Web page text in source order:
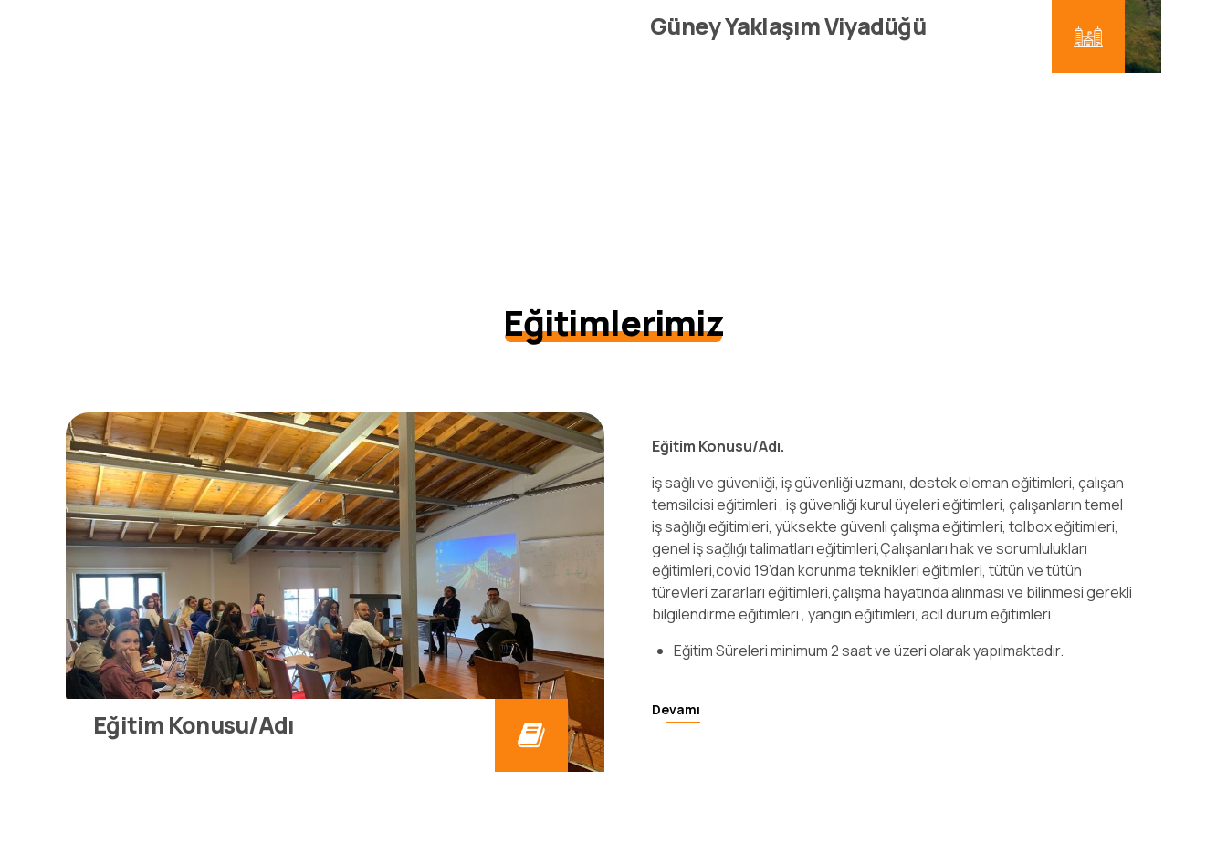
Güney Yaklaşım Viyadüğü
Eğitimlerimiz
Eğitim Konusu/Adı
Eğitim Konusu/Adı.
iş sağlı ve güvenliği, iş güvenliği uzmanı, destek eleman eğitimleri, çalışan
temsilcisi eğitimleri , iş güvenliği kurul üyeleri eğitimleri, çalışanların temel
iş sağlığı eğitimleri, yüksekte güvenli çalışma eğitimleri, tolbox eğitimleri,
genel iş sağlığı talimatları eğitimleri,Çalışanları hak ve sorumlulukları
eğitimleri,covid 19’dan korunma teknikleri eğitimleri, tütün ve tütün
türevleri zararları eğitimleri,çalışma hayatında alınması ve bilinmesi gerekli
bilgilendirme eğitimleri , yangın eğitimleri, acil durum eğitimleri
Eğitim Süreleri minimum 2 saat ve üzeri olarak yapılmaktadır.
Devamı